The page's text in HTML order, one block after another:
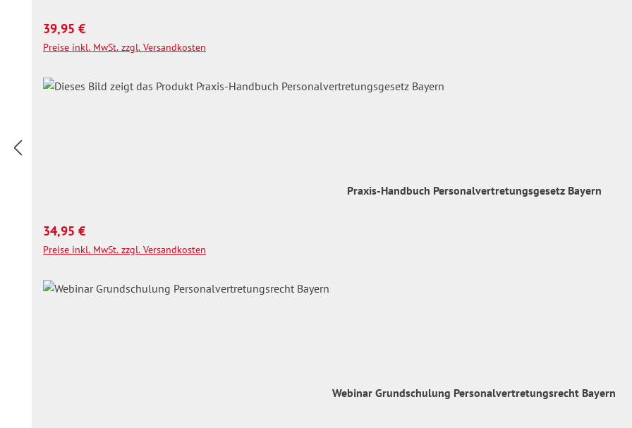
Regulärer Preis:
39,95 €
Preise inkl. MwSt. zzgl. Versandkosten
Praxis-Handbuch Personalvertretungsgesetz Bayern
Regulärer Preis:
34,95 €
Preise inkl. MwSt. zzgl. Versandkosten
Webinar Grundschulung Personalvertretungsrecht Bayern